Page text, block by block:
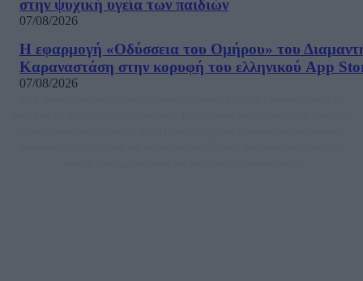
στην ψυχική υγεία των παιδιών
07/08/2026
Η εφαρμογή «Οδύσσεια του Ομήρου» του
Καραναστάση στην κορυφή του ελληνικού App
07/08/2026